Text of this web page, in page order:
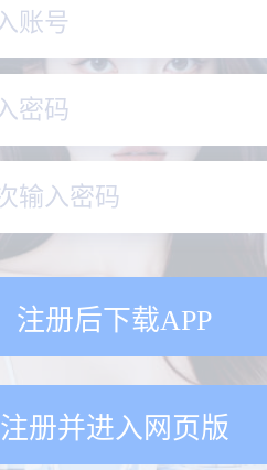
注册后下载APP
注册并进入网页版